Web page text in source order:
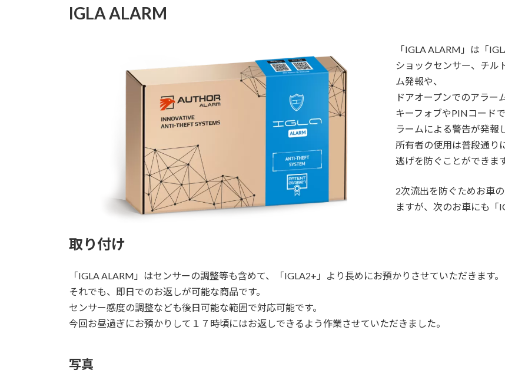
IGLA ALARM
「IGLA ALARM」は「
ショックセンサー、チル
ム発報や、
ドアオープンでのアラー
キーフォブやPINコード
ラームによる警告が発報
所有者の使用は普段通り
逃げを防ぐことができます
2次流出を防ぐためお車
ますが、次のお車にも「
取り付け
「IGLA ALARM」はセンサーの調整等も含めて、「IGLA2+」より長めにお預かりさせていただきます。
それでも、即日でのお返しが可能な商品です。
センサー感度の調整なども後日可能な範囲で対応可能です。
今回お昼過ぎにお預かりして１７時頃にはお返しできるよう作業させていただきました。
写真